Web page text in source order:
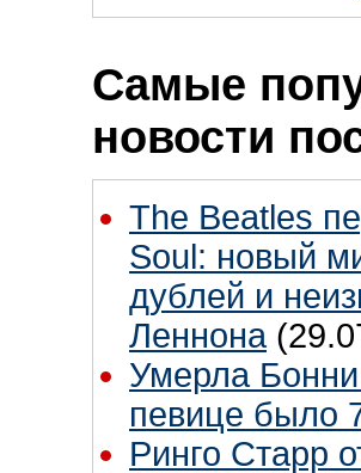
Самые
новости
The Beatles
Soul: новый
дублей и
Леннона
Умерла
певице было
Ринго Старр